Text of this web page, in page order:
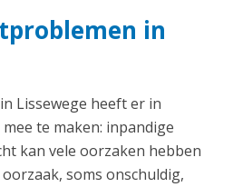
in
Lissewege heeft er in
te maken: inpandige
kan vele oorzaken hebben
soms onschuldig,